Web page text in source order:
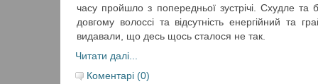
часу пройшло з попередньої зустрічі. Схудле та
довгому волоссі та відсутність енергійний та
видавали, що десь щось сталося не так.
Читати далі...
Коментарі (0)